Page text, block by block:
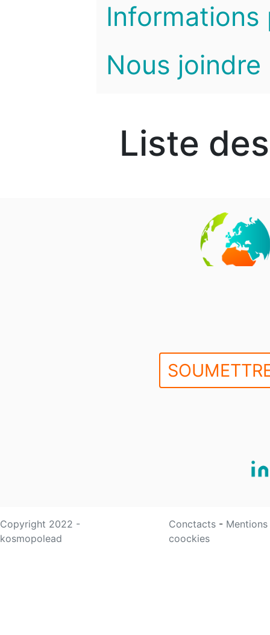
Informations
Nous joindre
Liste
Copyright 2022 -
kosmopolead
Conctacts -
coockies